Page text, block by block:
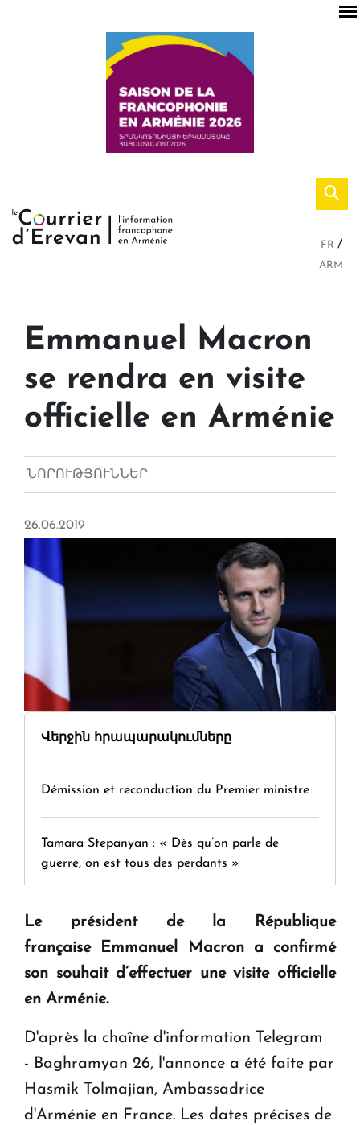
FR
ARM
Emmanuel Macron
se rendra en visite
officielle en Arménie
ՆՈՐՈՒԹՅՈՒՆՆԵՐ
26.06.2019
Վերջին հրապարակումները
Démission et reconduction du Premier ministre
Tamara Stepanyan : « Dès qu’on parle de
guerre, on est tous des perdants »
" Tant qu'il n'existe pas d'alternative concrète, la
question d'un référendum ne se pose pas. "
KASA : 30 ans d'audace, de résilience et d'avenir
Le premier hôtel Hyatt Regency d'Arménie
ouvrira ses portes à Dilijan
Le président de la République
française Emmanuel Macron a confirmé
son souhait d’effectuer une visite officielle
en Arménie.
D'après la chaîne d'information Telegram
- Baghramyan 26, l'annonce a été faite par
Hasmik Tolmajian, Ambassadrice
d'Arménie en France. Les dates précises de